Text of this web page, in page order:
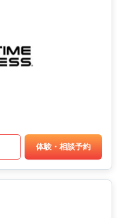
体験・相談予約